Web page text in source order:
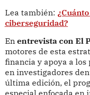
Lea también:
ciberseguridad?
Enentrevista con El
motores de esta
financia y apoya a
en investigadores
última edición, el